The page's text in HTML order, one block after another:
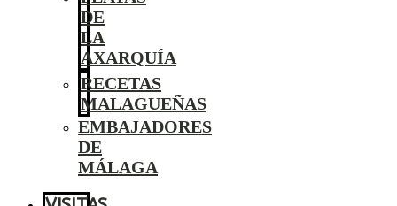
DE
LA
AXARQUÍA
RECETAS
MALAGUEÑAS
EMBAJADORES
DE
MÁLAGA